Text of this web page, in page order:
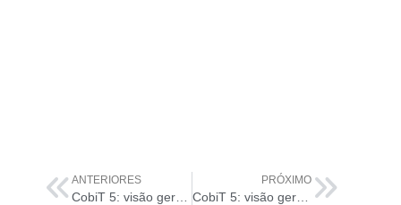
ANTERIORES PRÓXIMO
CobiT 5: visão geral e detalhes sobre o exame de certificação